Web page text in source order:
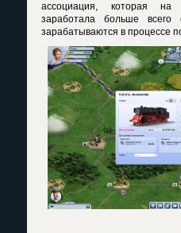
ассоциация, которая
заработала больше всего
зарабатываются в процессе